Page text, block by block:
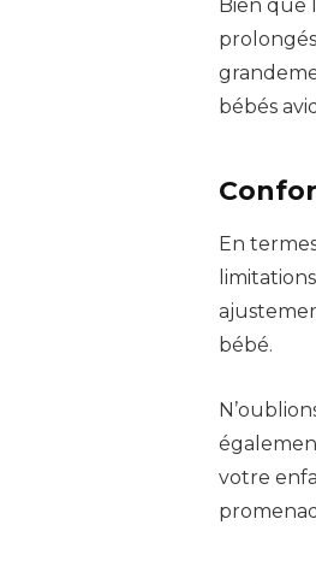
Bien que
bébés
En
bébé.
votre